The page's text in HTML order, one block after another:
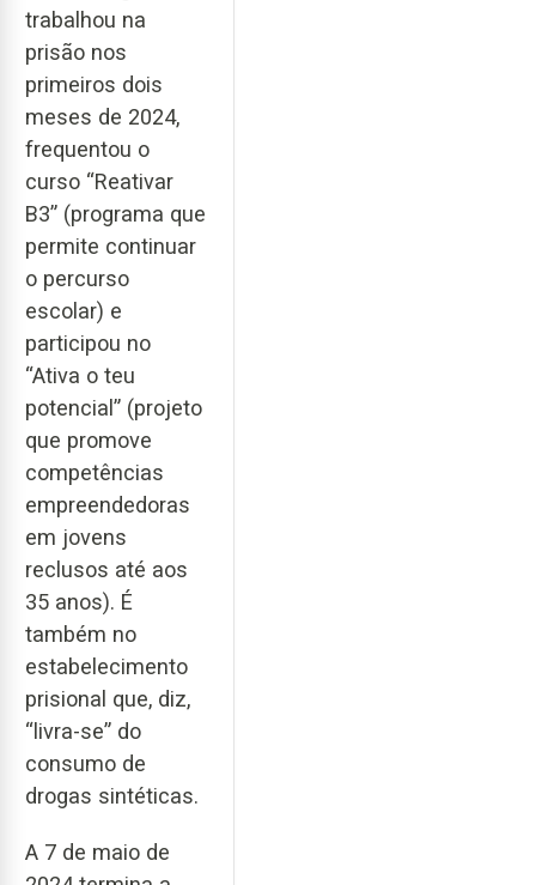
trabalhou na
prisão nos
primeiros dois
meses de 2024,
frequentou o
curso “Reativar
B3” (programa que
permite continuar
o percurso
escolar) e
participou no
“Ativa o teu
potencial” (projeto
que promove
competências
empreendedoras
em jovens
reclusos até aos
35 anos). É
também no
estabelecimento
prisional que, diz,
“livra-se” do
consumo de
drogas sintéticas.
A 7 de maio de